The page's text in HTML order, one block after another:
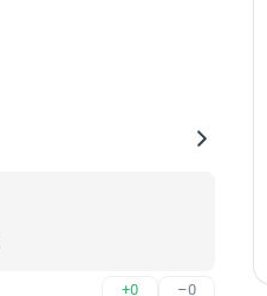
+0 –0